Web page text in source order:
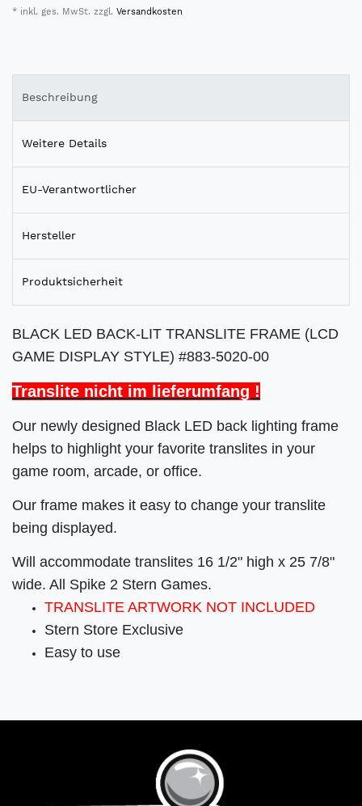
* inkl. ges. MwSt. zzgl. Versandkosten
Beschreibung
Weitere Details
EU-Verantwortlicher
Hersteller
Produktsicherheit
BLACK LED BACK-LIT TRANSLITE FRAME (LCD
GAME DISPLAY STYLE) #883-5020-00
Translite nicht im lieferumfang !
Our newly designed Black LED back lighting frame
helps to highlight your favorite translites in your
game room, arcade, or office.
Our frame makes it easy to change your translite
being displayed.
Will accommodate translites 16 1/2" high x 25 7/8"
wide. All Spike 2 Stern Games.
TRANSLITE ARTWORK NOT INCLUDED
Stern Store Exclusive
Easy to use